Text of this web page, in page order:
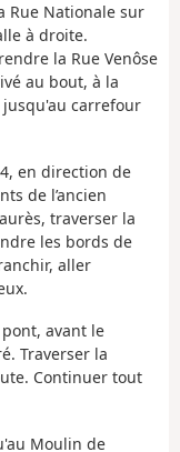
Rue Nationale sur
à droite.
la Rue Venôse
au bout, à la
carrefour
en direction de
de l’ancien
traverser la
les bords de
aller
avant le
Traverser la
Continuer tout
Moulin de